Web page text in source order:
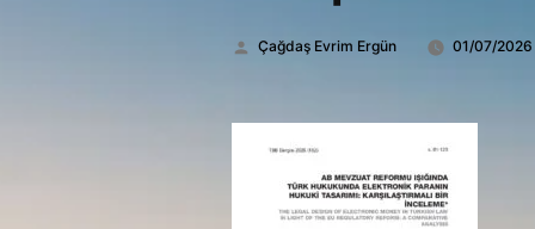
Gönderen:
Çağdaş Evrim Ergün 01/07/2026